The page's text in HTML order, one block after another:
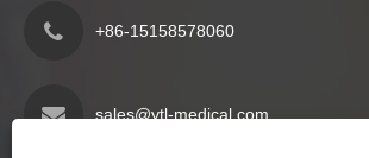
+86-15158578060
sales@ytl-medical.com